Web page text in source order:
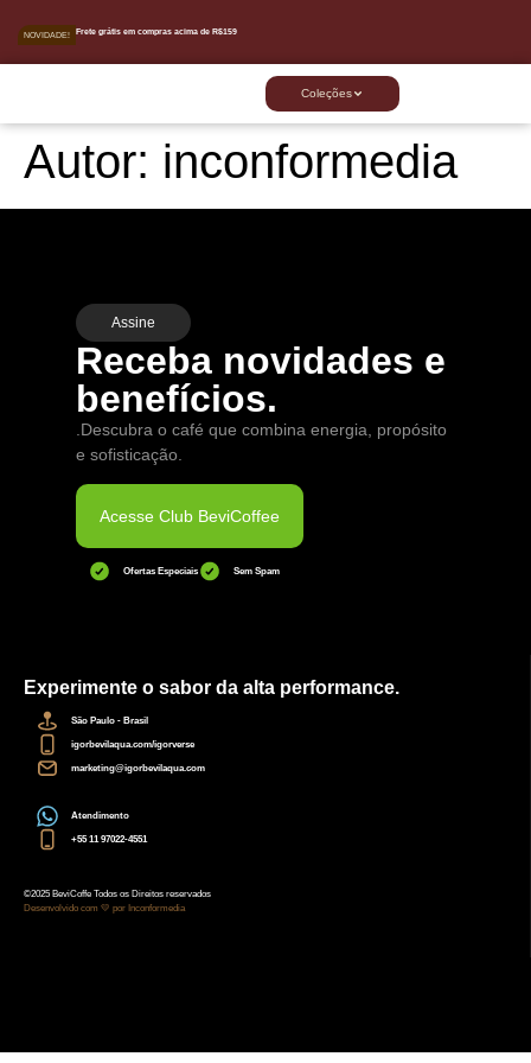
NOVIDADE! Frete grátis em compras acima de R$159
Coleções
Autor: inconformedia
Experimente o sabor da alta performance.
São Paulo - Brasil
igorbevilaqua.com/igorverse
marketing@igorbevilaqua.com
Atendimento
+55 11 97022-4551
©2025 BeviCoffe Todos os Direitos reservados
Desenvolvido com 💛 por Inconformedia
Assine
Receba novidades e
benefícios.
.Descubra o café que combina energia, propósito
e sofisticação.
Acesse Club BeviCoffee
Ofertas Especiais Sem Spam